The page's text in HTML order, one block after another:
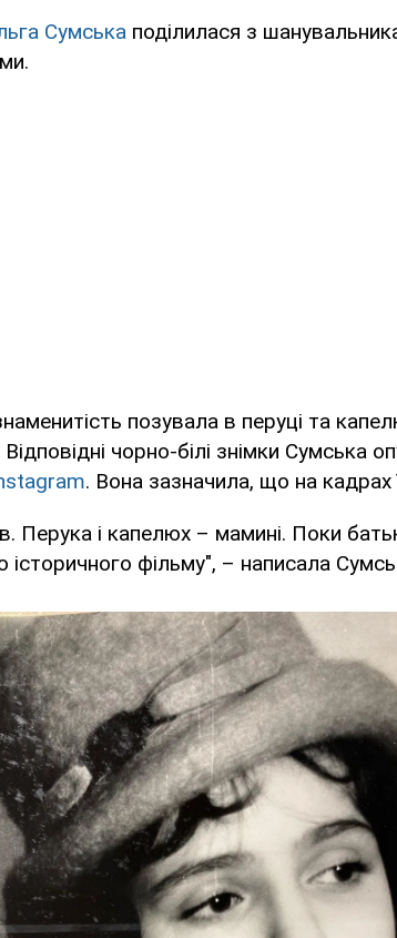
Сумська поділилася з
позувала в перуці та
чорно-білі знімки Сумська
. Вона зазначила, що на кадрах
Перука і капелюх – мамині. Поки
історичного фільму", – написала